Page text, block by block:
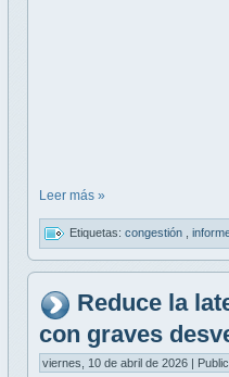
Leer más »
Etiquetas: congestión
Reduce la
con graves
viernes, 10 de abril de 2026 |